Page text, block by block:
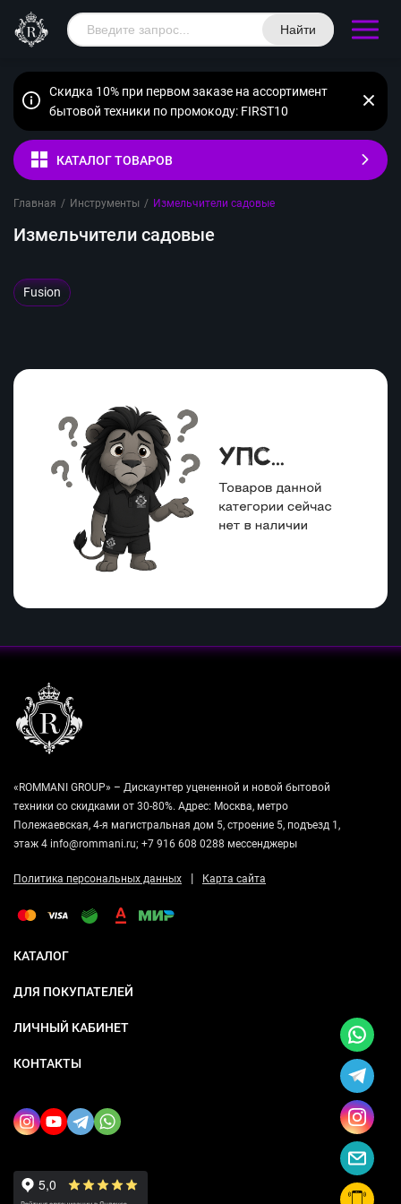
Найти
Скидка 10% при первом заказе на ассортимент
бытовой техники по промокоду: FIRST10
КАТАЛОГ ТОВАРОВ
Главная / Инструменты / Измельчители садовые
Измельчители садовые
Fusion
«ROMMANI GROUP» – Дискаунтер уцененной и новой бытовой
техники со скидками от 30-80%. Адрес: Москва, метро
Полежаевская, 4-я магистральная дом 5, строение 5, подъезд 1,
этаж 4 info@rommani.ru; +7 916 608 0288 мессенджеры
Политика персональных данных | Карта сайта
КАТАЛОГ
ДЛЯ ПОКУПАТЕЛЕЙ
ЛИЧНЫЙ КАБИНЕТ
КОНТАКТЫ